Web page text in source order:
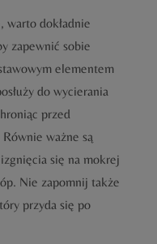
warto dokładnie
zapewnić sobie
elementem
do wycierania
przed
ważne są
się na mokrej
Nie zapomnij także
przyda się po